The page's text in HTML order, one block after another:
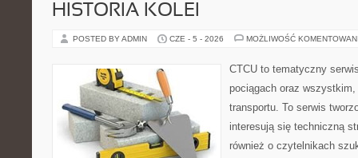
HISTORIA KOLEI
POSTED BY ADMIN CZE - 5 - 2026 MOŻLIWOŚĆ
CTCU to tematyczny
pociągach oraz
transportu. To serwis
interesują się techniczną
również o czytelnikach